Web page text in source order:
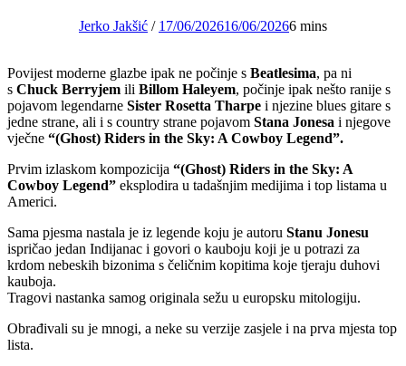
Jerko Jakšić / 17/06/202616/06/20266 mins
Povijest moderne glazbe ipak ne počinje s Beatlesima, pa ni
s Chuck Berryjem ili Billom Haleyem, počinje ipak nešto ranije s
pojavom legendarne Sister Rosetta Tharpe i njezine blues gitare s
jedne strane, ali i s country strane pojavom Stana Jonesa i njegove
vječne “(Ghost) Riders in the Sky: A Cowboy Legend”.
Prvim izlaskom kompozicija “(Ghost) Riders in the Sky: A
Cowboy Legend” eksplodira u tadašnjim medijima i top listama u
Americi.
Sama pjesma nastala je iz legende koju je autoru Stanu Jonesu
ispričao jedan Indijanac i govori o kauboju koji je u potrazi za
krdom nebeskih bizonima s čeličnim kopitima koje tjeraju duhovi
kauboja.
Tragovi nastanka samog originala sežu u europsku mitologiju.
Obrađivali su je mnogi, a neke su verzije zasjele i na prva mjesta top
lista.